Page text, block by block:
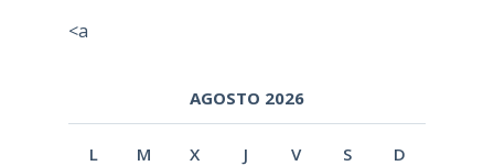
<a
AGOSTO 2026
L M X J V S D